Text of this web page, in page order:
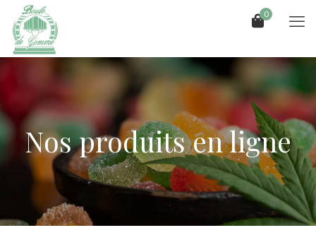
0
Nos produits en ligne